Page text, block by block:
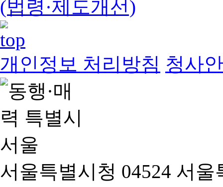
(법령·제도개선)
개인정보 처리방침 청사
서울특별시청 04524 서